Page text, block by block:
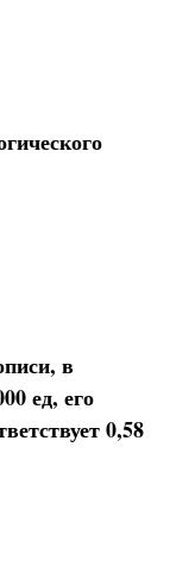
в
ед, его
0,58